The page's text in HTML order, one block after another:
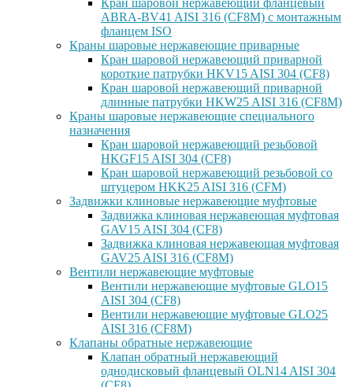
Кран шаровой нержавеющий фланцевый
ABRA-BV41 AISI 316 (CF8M) с монтажным
фланцем ISO
Краны шаровые нержавеющие приварные
Кран шаровой нержавеющий приварной
короткие патрубки HKV15 AISI 304 (CF8)
Кран шаровой нержавеющий приварной
длинные патрубки HKW25 AISI 316 (CF8M)
Краны шаровые нержавеющие специального
назначения
Кран шаровой нержавеющий резьбовой
HKGF15 AISI 304 (CF8)
Кран шаровой нержавеющий резьбовой со
штуцером HKK25 AISI 316 (CFM)
Задвижки клиновые нержавеющие муфтовые
Задвижка клиновая нержавеющая муфтовая
GAV15 AISI 304 (CF8)
Задвижка клиновая нержавеющая муфтовая
GAV25 AISI 316 (CF8M)
Вентили нержавеющие муфтовые
Вентили нержавеющие муфтовые GLO15
AISI 304 (CF8)
Вентили нержавеющие муфтовые GLO25
AISI 316 (CF8M)
Клапаны обратные нержавеющие
Клапан обратный нержавеющий
однодисковый фланцевый OLN14 AISI 304